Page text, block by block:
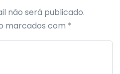
não será publicado.
marcados com *